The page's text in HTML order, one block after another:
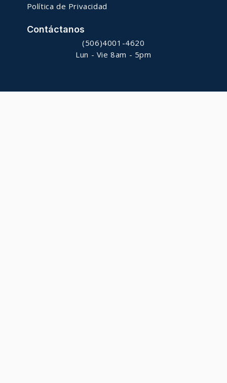
Política de Privacidad
Contáctanos
(506)4001-4620
Lun - Vie 8am - 5pm